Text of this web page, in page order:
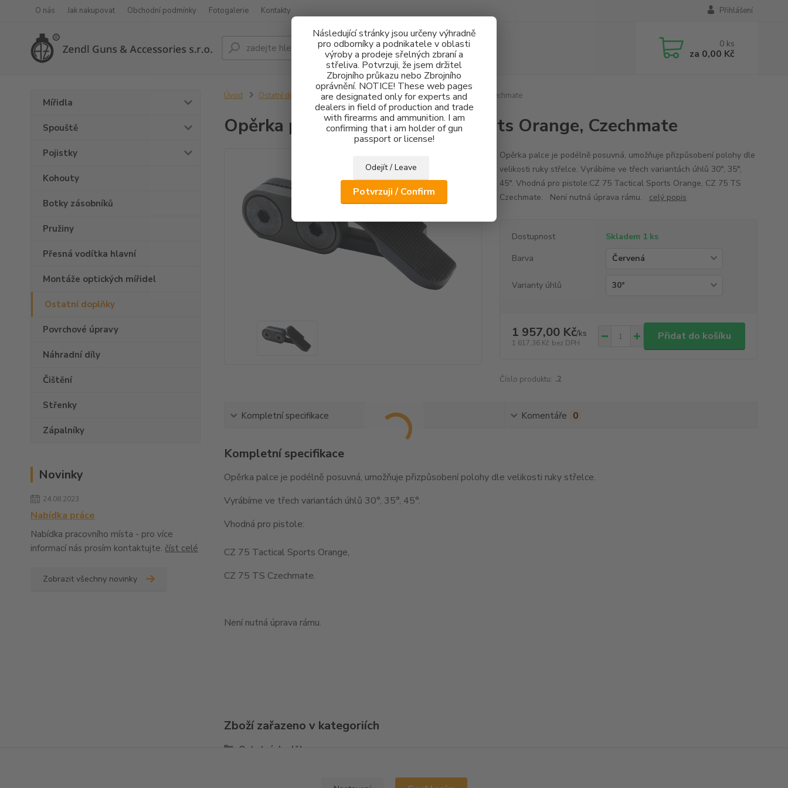
Následující stránky jsou určeny výhradně
pro odborníky a podnikatele v oblasti
výroby a prodeje sřelných zbraní a
střeliva. Potvrzuji, že jsem držitel
Zbrojního průkazu nebo Zbrojního
oprávnění. NOTICE! These web pages
are designated only for experts and
dealers in field of production and trade
with firearms and ammunition. I am
confirming that i am holder of gun
passport or license!
Odejít / Leave
Potvrzuji / Confirm
O nás Jak nakupovat Obchodní podmínky Fotogalerie Kontakty Přihlášení
Hledat 0 ks
za 0,00 Kč
Mířidla
Spouště
Pojistky
Kohouty
Botky zásobníků
Pružiny
Přesná vodítka hlavní
Montáže optických mířidel
Ostatní doplňky
Povrchové úpravy
Náhradní díly
Čištění
Střenky
Zápalníky
Novinky
24.08.2023
Nabídka práce
Nabídka pracovního místa - pro více
informací nás prosím kontaktujte. číst celé
Zobrazit všechny novinky
Úvod Ostatní doplňky Opěrka palce CZ 75 Tactical Sports Orange, Czechmate
Opěrka palce CZ 75 Tactical Sports Orange, Czechmate
Opěrka palce je podélně posuvná, umožňuje přizpůsobení polohy dle
velikosti ruky střelce. Vyrábíme ve třech variantách úhlů 30°, 35°,
45°. Vhodná pro pistole:CZ 75 Tactical Sports Orange, CZ 75 TS
Czechmate. Není nutná úprava rámu. celý popis
Dostupnost
Skladem 1 ks
Barva
Varianty úhlů
1 957,00 Kč/ks
1 617,36 Kč bez DPH
Přidat do košíku
Číslo produktu: .2
Kompletní specifikace Komentáře 0
Kompletní specifikace
Opěrka palce je podélně posuvná, umožňuje přizpůsobení polohy dle velikosti ruky střelce.
Vyrábíme ve třech variantách úhlů 30°, 35°, 45°.
Vhodná pro pistole:
CZ 75 Tactical Sports Orange,
CZ 75 TS Czechmate.
Není nutná úprava rámu.
Zboží zařazeno v kategoriích
Ostatní doplňky